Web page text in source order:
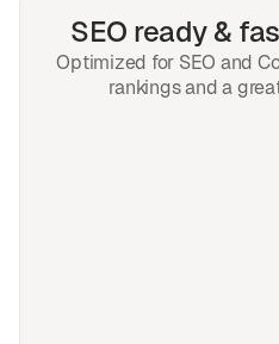
SEO ready &
Optimized for SEO and
rankings and a